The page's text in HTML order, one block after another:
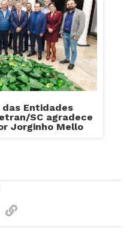
das Entidades
SC agradece
Jorginho Mello